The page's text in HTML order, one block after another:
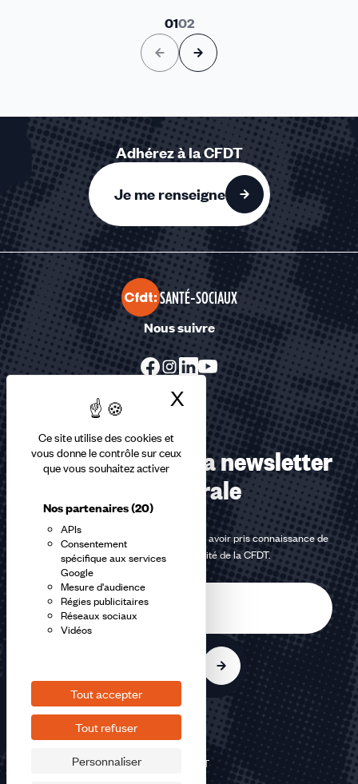
Ce site utilise des cookies et
vous donne le contrôle sur ceux
que vous souhaitez activer
Nos partenaires(20)
APIs
Consentement
spécifique aux services
Google
Mesure d'audience
Régies publicitaires
Réseaux sociaux
Vidéos
Tout accepter
Tout refuser
Personnaliser
X Masquer le
0102
Adhérez à la CFDT
Je me renseigne
SANTÉ-SOCIAUX
Nous suivre
Abonnez-vous à la newsletter
confédérale
En m'inscrivant à la newsletter, j'affirme avoir pris connaissance de
lapolitique de confidentialité de la CFDT.
©2026 CFDT